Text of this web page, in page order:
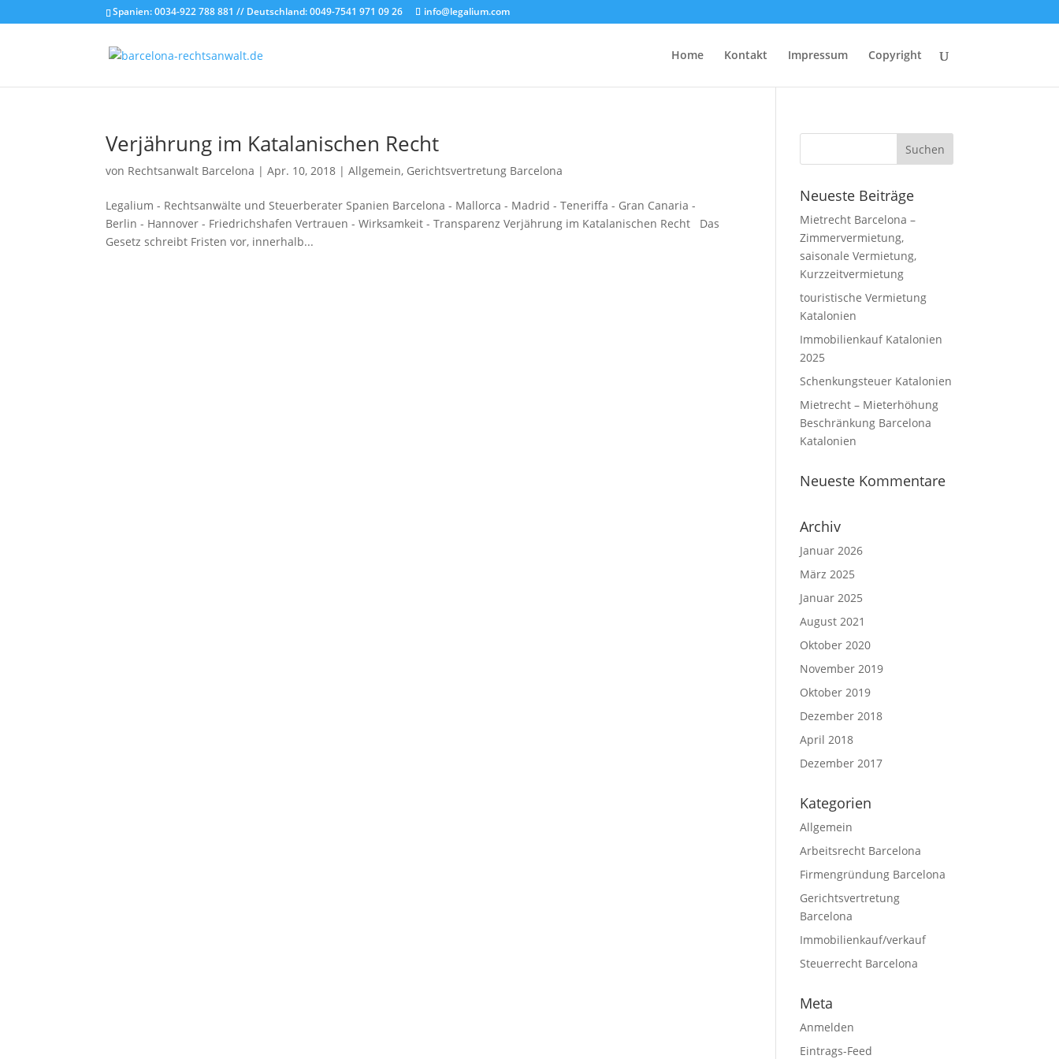
Spanien: 0034-922 788 881 // Deutschland: 0049-7541 971 09 26 info@legalium.com
Home Kontakt Impressum Copyright
Verjährung im Katalanischen Recht
von Rechtsanwalt Barcelona |Apr. 10, 2018 |Allgemein, Gerichtsvertretung Barcelona
Legalium - Rechtsanwälte und Steuerberater Spanien Barcelona - Mallorca - Madrid - Teneriffa - Gran Canaria -
Berlin - Hannover - Friedrichshafen Vertrauen - Wirksamkeit - Transparenz Verjährung im Katalanischen Recht Das
Gesetz schreibt Fristen vor, innerhalb...
Neueste Beiträge
Mietrecht Barcelona –
Zimmervermietung,
saisonale Vermietung,
Kurzzeitvermietung
touristische Vermietung
Katalonien
Immobilienkauf Katalonien
2025
Schenkungsteuer Katalonien
Mietrecht – Mieterhöhung
Beschränkung Barcelona
Katalonien
Neueste Kommentare
Archiv
Januar 2026
März 2025
Januar 2025
August 2021
Oktober 2020
November 2019
Oktober 2019
Dezember 2018
April 2018
Dezember 2017
Kategorien
Allgemein
Arbeitsrecht Barcelona
Firmengründung Barcelona
Gerichtsvertretung
Barcelona
Immobilienkauf/verkauf
Steuerrecht Barcelona
Meta
Anmelden
Eintrags-Feed
Legalium | Recht und Steuern Spanien
Deutschsprachige Beratung in Spanien
Sie wünschen sich rechtliche Sicherheit für Ihr Vorhaben
in Spanien?
Schreiben Sie uns kurz, worum es geht (z.B.